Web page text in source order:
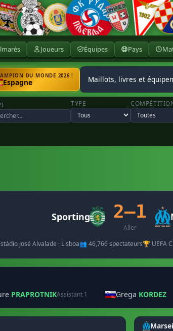
Joueurs Équipes Pays
DU MONDE 2026 !
Espagne Maillots, livres et
TYPE
Sporting 2–1
Aller
José Alvalade · Lisboa👥 46,766 spectateurs🏆 UEFA
PRAPROTNIKAssistant 1 Grega KORDEZ